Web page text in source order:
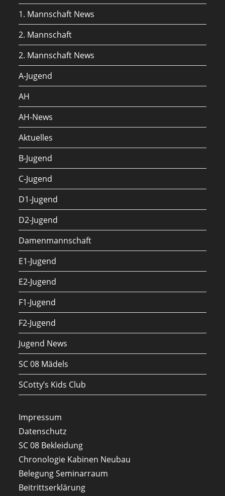
1. Mannschaft News
2. Mannschaft
2. Mannschaft News
A-Jugend
AH
AH-News
Aktuelles
B-Jugend
C-Jugend
D1-Jugend
D2-Jugend
Damenmannschaft
E1-Jugend
E2-Jugend
F1-Jugend
F2-Jugend
Jugend News
SC 08 Mädels
SCotty’s Kids Club
Impressum
Datenschutz
SC 08 Bekleidung
Chronologie Kabinen Neubau
Belegung Seminarraum
Beitrittserklärung